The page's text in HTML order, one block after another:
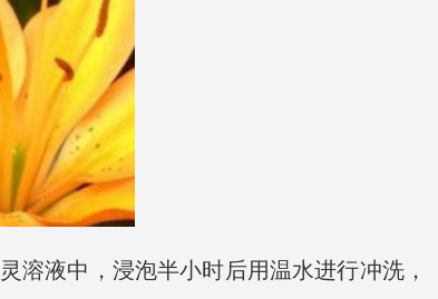
溶液中，浸泡半小时后用温水进行冲洗，